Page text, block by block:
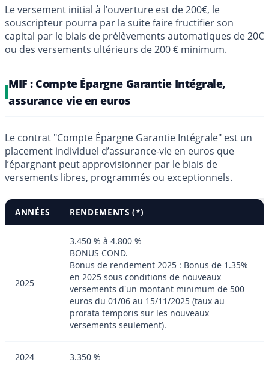
Le versement initial à l’ouverture est de 200€, le
souscripteur pourra par la suite faire fructifier son
capital par le biais de prélèvements automatiques de 20€
ou des versements ultérieurs de 200 € minimum.
MIF : Compte Épargne Garantie Intégrale,
assurance vie en euros
Le contrat "Compte Épargne Garantie Intégrale" est un
placement individuel d’assurance-vie en euros que
l’épargnant peut approvisionner par le biais de
versements libres, programmés ou exceptionnels.
ANNÉES RENDEMENTS (*)
2025
3.450 % à 4.800 %
BONUS COND.
Bonus de rendement 2025 : Bonus de 1.35%
en 2025 sous conditions de nouveaux
versements d'un montant minimum de 500
euros du 01/06 au 15/11/2025 (taux au
prorata temporis sur les nouveaux
versements seulement).
2024 3.350 %